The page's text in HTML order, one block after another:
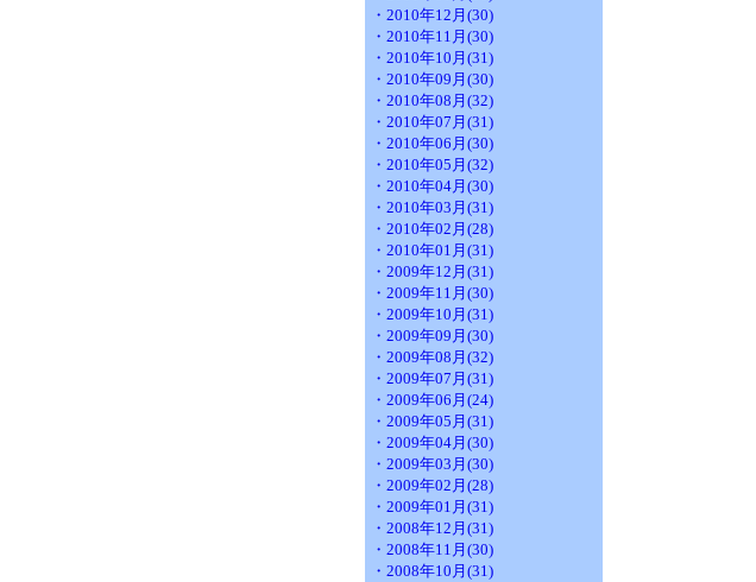
・2010年12月(30)
・2010年11月(30)
・2010年10月(31)
・2010年09月(30)
・2010年08月(32)
・2010年07月(31)
・2010年06月(30)
・2010年05月(32)
・2010年04月(30)
・2010年03月(31)
・2010年02月(28)
・2010年01月(31)
・2009年12月(31)
・2009年11月(30)
・2009年10月(31)
・2009年09月(30)
・2009年08月(32)
・2009年07月(31)
・2009年06月(24)
・2009年05月(31)
・2009年04月(30)
・2009年03月(30)
・2009年02月(28)
・2009年01月(31)
・2008年12月(31)
・2008年11月(30)
・2008年10月(31)